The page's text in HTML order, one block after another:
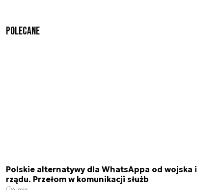
Polecane
Polskie alternatywy dla WhatsAppa od wojska i
rządu. Przełom w komunikacji służb